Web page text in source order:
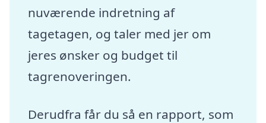
nuværende indretning af
tagetagen, og taler med jer om
jeres ønsker og budget til
tagrenoveringen.
Derudfra får du så en rapport, som